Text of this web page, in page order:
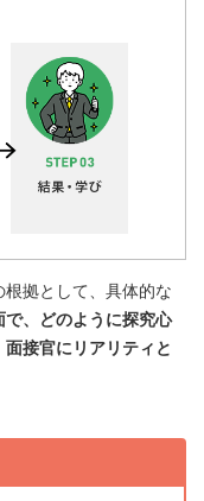
拠として、具体的な
で、どのように探究心
接官にリアリティと